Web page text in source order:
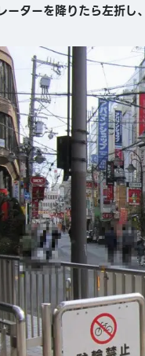
ターを降りたら左折し